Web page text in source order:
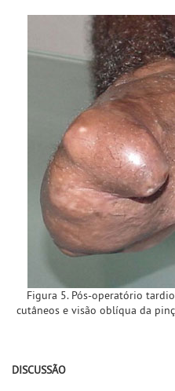
Figura 5. Pós-operatório
cutâneos e visão oblíqua da
DISCUSSÃO